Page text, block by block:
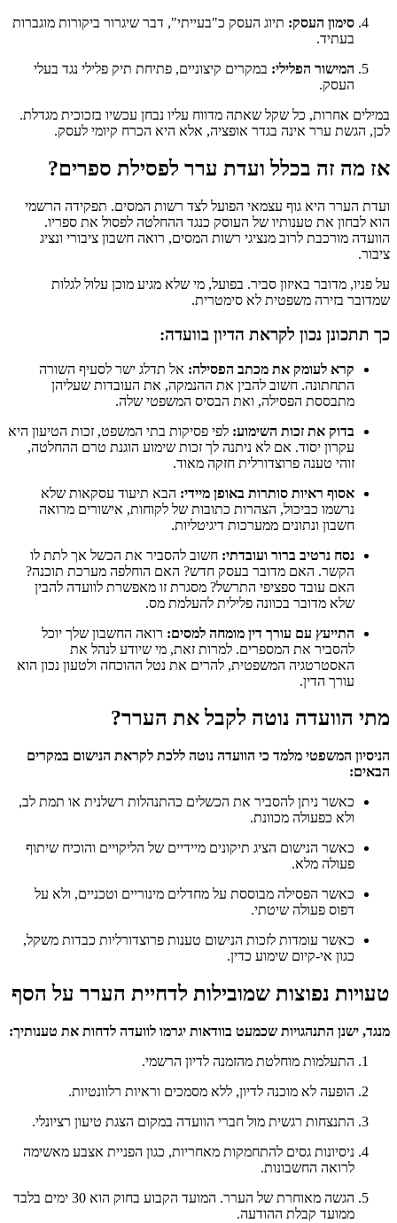
סימון העסק: תיוג העסק כ"בעייתי", דבר שיגרור ביקורות מוגברות
בעתיד.
המישור הפלילי: במקרים קיצוניים, פתיחת תיק פלילי נגד בעלי
העסק.
במילים אחרות, כל שקל שאתה מדווח עליו נבחן עכשיו בזכוכית מגדלת.
לכן, הגשת ערר אינה בגדר אופציה, אלא היא הכרח קיומי לעסק.
אז מה זה בכלל ועדת ערר לפסילת ספרים?
ועדת הערר היא גוף עצמאי הפועל לצד רשות המסים. תפקידה הרשמי
הוא לבחון את טענותיו של העוסק כנגד ההחלטה לפסול את ספריו.
הוועדה מורכבת לרוב מנציגי רשות המסים, רואה חשבון ציבורי ונציג
ציבור.
על פניו, מדובר באיזון סביר. בפועל, מי שלא מגיע מוכן עלול לגלות
שמדובר בזירה משפטית לא סימטרית.
כך תתכונן נכון לקראת הדיון בוועדה:
קרא לעומק את מכתב הפסילה: אל תדלג ישר לסעיף השורה
התחתונה. חשוב להבין את ההנמקה, את העובדות שעליהן
מתבססת הפסילה, ואת הבסיס המשפטי שלה.
בדוק את זכות השימוע: לפי פסיקות בתי המשפט, זכות הטיעון היא
עקרון יסוד. אם לא ניתנה לך זכות שימוע הוגנת טרם ההחלטה,
זוהי טענה פרוצדורלית חזקה מאוד.
אסוף ראיות סותרות באופן מיידי: הבא תיעוד עסקאות שלא
נרשמו כביכול, הצהרות כתובות של לקוחות, אישורים מרואה
חשבון ונתונים ממערכות דיגיטליות.
נסח נרטיב ברור ועובדתי: חשוב להסביר את הכשל אך לתת לו
הקשר. האם מדובר בעסק חדש? האם הוחלפה מערכת תוכנה?
האם עובד ספציפי התרשל? מסגרת זו מאפשרת לוועדה להבין
שלא מדובר בכוונה פלילית להעלמת מס.
התייעץ עם עורך דין מומחה למסים: רואה החשבון שלך יוכל
להסביר את המספרים. למרות זאת, מי שיודע לנהל את
האסטרטגיה המשפטית, להרים את נטל ההוכחה ולטעון נכון הוא
עורך הדין.
מתי הוועדה נוטה לקבל את הערר?
הניסיון המשפטי מלמד כי הוועדה נוטה ללכת לקראת הנישום במקרים
הבאים:
כאשר ניתן להסביר את הכשלים כהתנהלות רשלנית או תמת לב,
ולא כפעולה מכוונת.
כאשר הנישום הציג תיקונים מיידיים של הליקויים והוכיח שיתוף
פעולה מלא.
כאשר הפסילה מבוססת על מחדלים מינוריים וטכניים, ולא על
דפוס פעולה שיטתי.
כאשר עומדות לזכות הנישום טענות פרוצדורליות כבדות משקל,
כגון אי-קיום שימוע כדין.
טעויות נפוצות שמובילות לדחיית הערר על הסף
מנגד, ישנן התנהגויות שכמעט בוודאות יגרמו לוועדה לדחות את טענותיך:
התעלמות מוחלטת מהזמנה לדיון הרשמי.
הופעה לא מוכנה לדיון, ללא מסמכים וראיות רלוונטיות.
התנצחות רגשית מול חברי הוועדה במקום הצגת טיעון רציונלי.
ניסיונות גסים להתחמקות מאחריות, כגון הפניית אצבע מאשימה
לרואה החשבונות.
הגשה מאוחרת של הערר. המועד הקבוע בחוק הוא 30 ימים בלבד
ממועד קבלת ההודעה.